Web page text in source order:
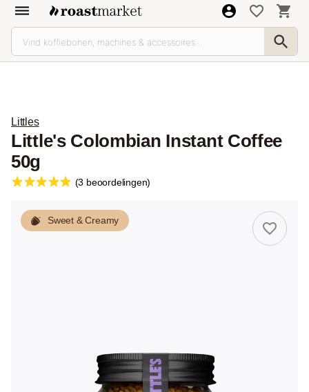
Littles
Little's Colombian Instant Coffee
50g
(3 beoordelingen)
Sweet & Creamy